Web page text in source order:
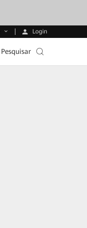
Login
Pesquisar